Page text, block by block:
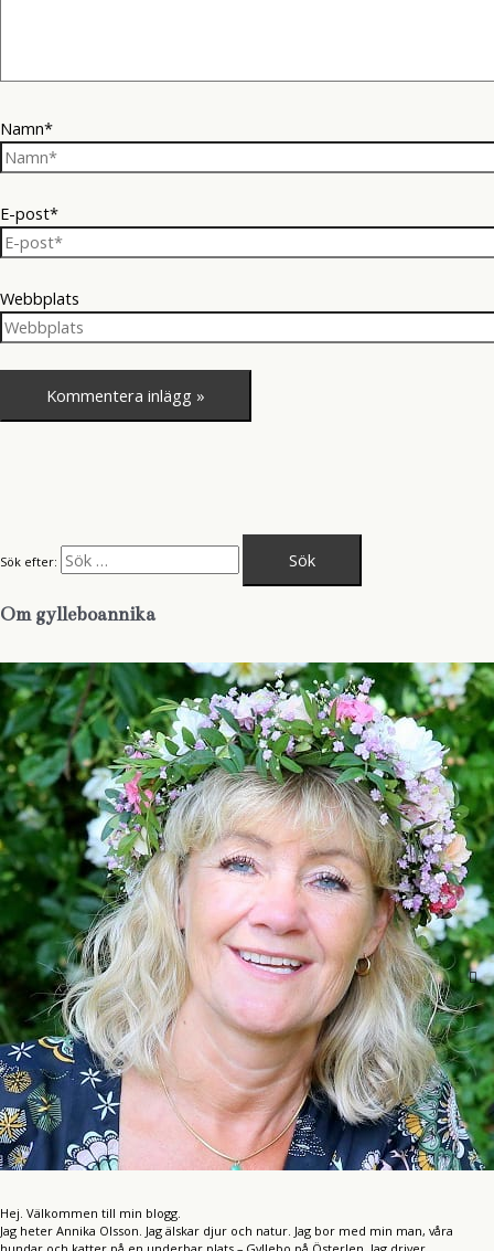
Namn*
E-post*
Webbplats
Sök efter:
Om gylleboannika
Hej. Välkommen till min blogg.
Jag heter Annika Olsson. Jag älskar djur och natur. Jag bor med min man, våra